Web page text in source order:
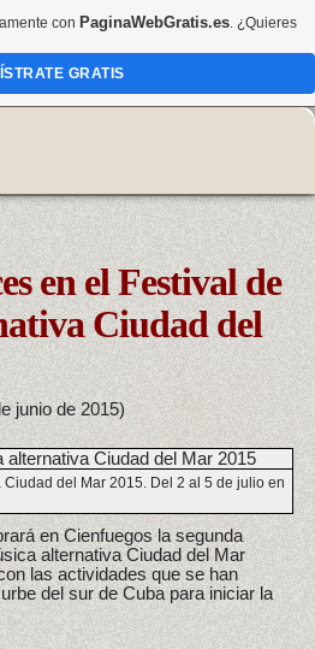
en el Festival de
Ciudad del
junio de 2015)
del Mar 2015. Del 2 al 5 de julio en
en Cienfuegos la segunda
alternativa Ciudad del Mar
las actividades que se han
del sur de Cuba para iniciar la
con PaginaWebGratis.es. ¿Quieres
GRATIS